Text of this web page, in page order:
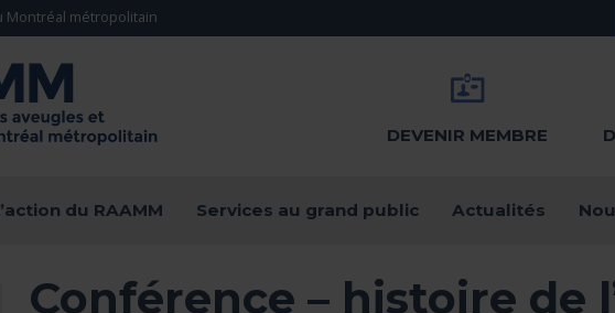
Montréal métropolitain
DEVENIR MEMBRE
du RAAMM Services au grand public Actualités
Conférence – histoire de